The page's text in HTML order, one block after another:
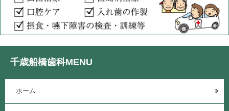
千歳船橋歯科MENU
ホーム